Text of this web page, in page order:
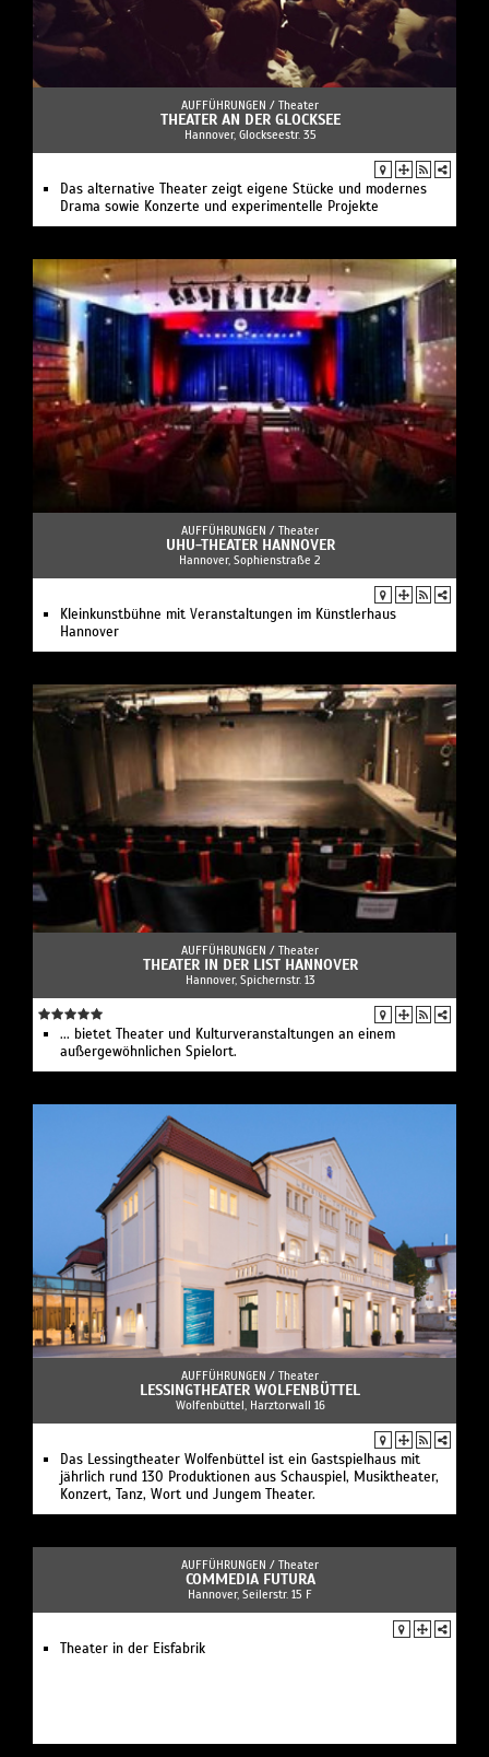
AUFFÜHRUNGEN / Theater
THEATER AN DER GLOCKSEE
Hannover, Glockseestr. 35
Das alternative Theater zeigt eigene Stücke und modernes
Drama sowie Konzerte und experimentelle Projekte
AUFFÜHRUNGEN / Theater
UHU-THEATER HANNOVER
Hannover, Sophienstraße 2
Kleinkunstbühne mit Veranstaltungen im Künstlerhaus
Hannover
AUFFÜHRUNGEN / Theater
THEATER IN DER LIST HANNOVER
Hannover, Spichernstr. 13
... bietet Theater und Kulturveranstaltungen an einem
außergewöhnlichen Spielort.
AUFFÜHRUNGEN / Theater
LESSINGTHEATER WOLFENBÜTTEL
Wolfenbüttel, Harztorwall 16
Das Lessingtheater Wolfenbüttel ist ein Gastspielhaus mit
jährlich rund 130 Produktionen aus Schauspiel, Musiktheater,
Konzert, Tanz, Wort und Jungem Theater.
AUFFÜHRUNGEN / Theater
COMMEDIA FUTURA
Hannover, Seilerstr. 15 F
Theater in der Eisfabrik